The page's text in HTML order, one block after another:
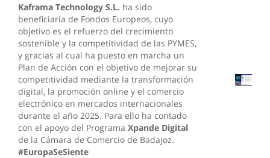
Kaframa Technology S.L. ha sido
beneficiaria de Fondos Europeos, cuyo
objetivo es el refuerzo del crecimiento
sostenible y la competitividad de las PYMES,
y gracias al cual ha puesto en marcha un
Plan de Acción con el objetivo de mejorar su
competitividad mediante la transformación
digital, la promoción online y el comercio
electrónico en mercados internacionales
durante el año 2025. Para ello ha contado
con el apoyo del Programa Xpande Digital
de la Cámara de Comercio de Badajoz.
#EuropaSeSiente